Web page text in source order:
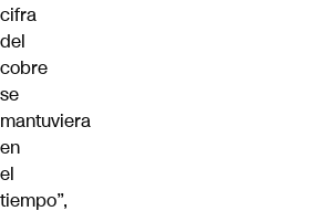
cifra
del
cobre
se
mantuviera
en
el
tiempo”,